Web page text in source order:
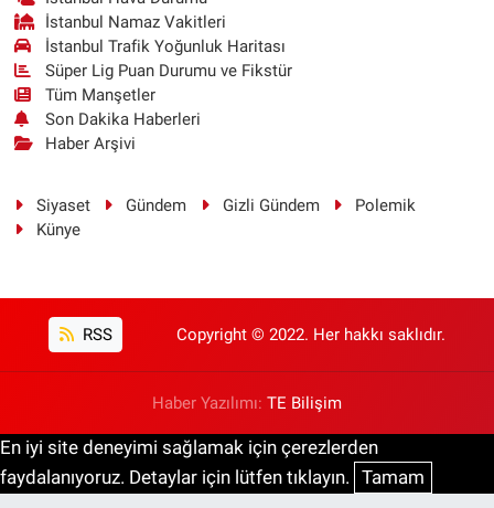
İstanbul Namaz Vakitleri
İstanbul Trafik Yoğunluk Haritası
Süper Lig Puan Durumu ve Fikstür
Tüm Manşetler
Son Dakika Haberleri
Haber Arşivi
Siyaset Gündem Gizli Gündem
Polemik
Künye
RSS Copyright © 2022. Her hakkı saklıdır.
Haber Yazılımı: TE Bilişim
En iyi site deneyimi sağlamak için çerezlerden
faydalanıyoruz. Detaylar için lütfen tıklayın. Tamam